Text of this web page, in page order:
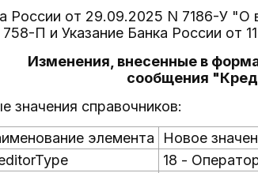
России от 29.09.2025 N 7186-У
758-П и Указание Банка России от
Изменения, внесенные в
сообщения
значения справочников:
элемента
Новое
18 -